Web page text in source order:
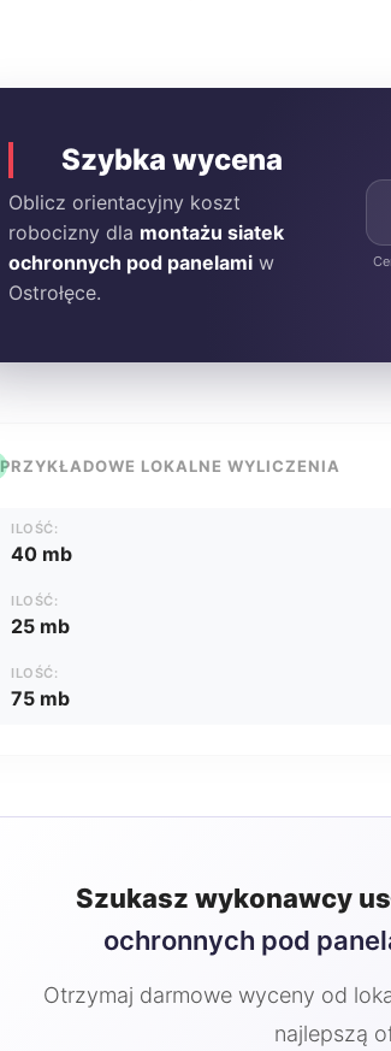
Szybka wycena
Oblicz orientacyjny koszt
robocizny dla montażu siatek
ochronnych pod panelami w
Ostrołęce.
PRZYKŁADOWE LOKALNE WYLICZENIA
ILOŚĆ:
40 mb
ILOŚĆ:
25 mb
ILOŚĆ:
75 mb
Szukasz wykonawcy
ochronnych pod
Otrzymaj darmowe wyceny od
najlepszą